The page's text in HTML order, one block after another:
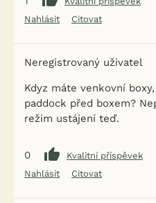
Nahlásit
Citovat
Neregistrovaný uživatel
Kdyz máte venkovní
paddock před boxem?
režim ustájení teď.
0
Kvalitní příspěvek
Nahlásit
Citovat